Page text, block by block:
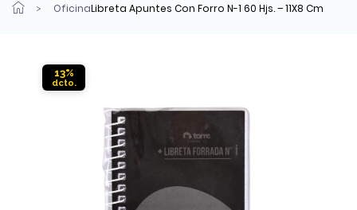
OficinaLibreta Apuntes Con Forro N-1 60 Hjs. – 11X8 Cm
13%